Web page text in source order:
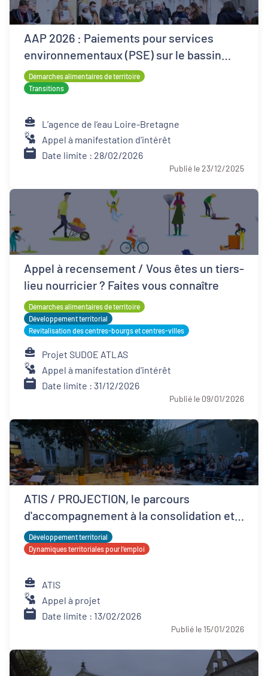
AAP 2026 : Paiements pour services
environnementaux (PSE) sur le bassin
Loire-Bretagne
Démarches alimentaires de territoire
Transitions
L’agence de l’eau Loire-Bretagne
Appel à manifestation d'intérêt
Date limite : 28/02/2026
Publié le 23/12/2025
Appel à recensement / Vous êtes un tiers-
lieu nourricier ? Faites vous connaître
Démarches alimentaires de territoire
Développement territorial
Revitalisation des centres-bourgs et centres-villes
Projet SUDOE ATLAS
Appel à manifestation d'intérêt
Date limite : 31/12/2026
Publié le 09/01/2026
ATIS / PROJECTION, le parcours
d'accompagnement à la consolidation et
développement ESS
Développement territorial
Dynamiques territoriales pour l’emploi
ATIS
Appel à projet
Date limite : 13/02/2026
Publié le 15/01/2026